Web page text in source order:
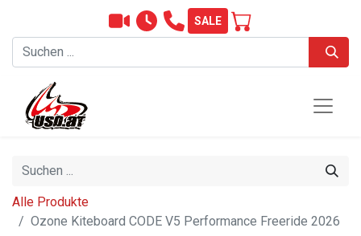
SALE
Alle Produkte
Ozone Kiteboard CODE V5 Performance Freeride 2026